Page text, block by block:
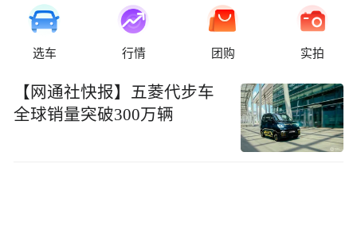
选车 行情 团购 实拍
【网通社快报】五菱代步车
全球销量突破300万辆